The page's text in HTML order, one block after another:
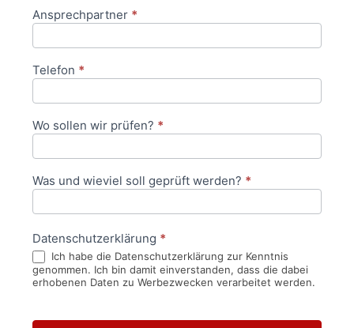
Ansprechpartner *
Telefon *
Wo sollen wir prüfen? *
Was und wieviel soll geprüft werden? *
Datenschutzerklärung *
Ich habe die Datenschutzerklärung zur Kenntnis
genommen. Ich bin damit einverstanden, dass die dabei
erhobenen Daten zu Werbezwecken verarbeitet werden.